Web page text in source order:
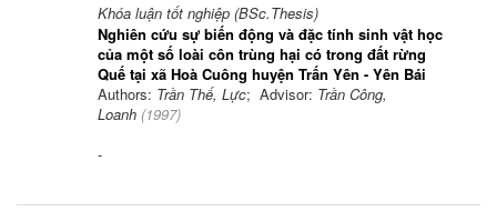
Khóa luận tốt nghiệp (BSc.Thesis)
Nghiên cứu sự biến động và đặc tính sinh vật học
của một số loài côn trùng hại có trong đất rừng
Quế tại xã Hoà Cuông huyện Trấn Yên - Yên Bái
Authors: Trần Thế, Lực; Advisor: Trần Công,
Loanh (1997)
-